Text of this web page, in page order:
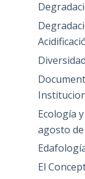
Ecología
agosto
El